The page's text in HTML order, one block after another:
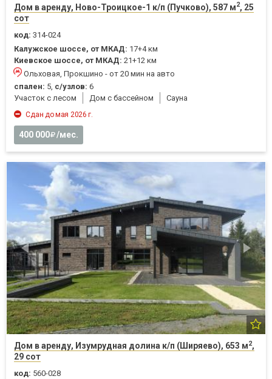
Дом в аренду, Ново-Троицкое-1 к/п (Пучково), 587 м2, 25
сот
код: 314-024
Калужское шоссе, от МКАД: 17+4 км
Киевское шоссе, от МКАД: 21+12 км
Ольховая, Прокшино - от 20 мин на авто
спален: 5, с/узлов: 6
Участок с лесом
Дом с бассейном Cауна
Сдан до мая 2026 г.
400 000 /мес.
Дом в аренду, Изумрудная долина к/п (Ширяево), 653 м2,
29 сот
код: 560-028